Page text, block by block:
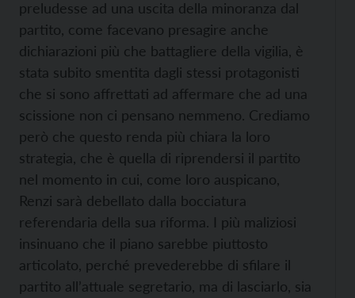
preludesse ad una uscita della minoranza dal
partito, come facevano presagire anche
dichiarazioni più che battagliere della vigilia, è
stata subito smentita dagli stessi protagonisti
che si sono affrettati ad affermare che ad una
scissione non ci pensano nemmeno. Crediamo
però che questo renda più chiara la loro
strategia, che è quella di riprendersi il partito
nel momento in cui, come loro auspicano,
Renzi sarà debellato dalla bocciatura
referendaria della sua riforma. I più maliziosi
insinuano che il piano sarebbe piuttosto
articolato, perché prevederebbe di sfilare il
partito all’attuale segretario, ma di lasciarlo, sia